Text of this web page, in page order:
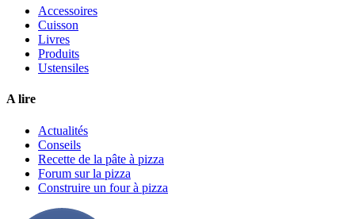
Accessoires
Cuisson
Livres
Produits
Ustensiles
A lire
Actualités
Conseils
Recette de la pâte à pizza
Forum sur la pizza
Construire un four à pizza